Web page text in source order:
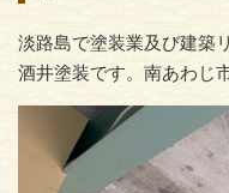
淡路島で塗装業及び建築
酒井塗装です。南あわじ